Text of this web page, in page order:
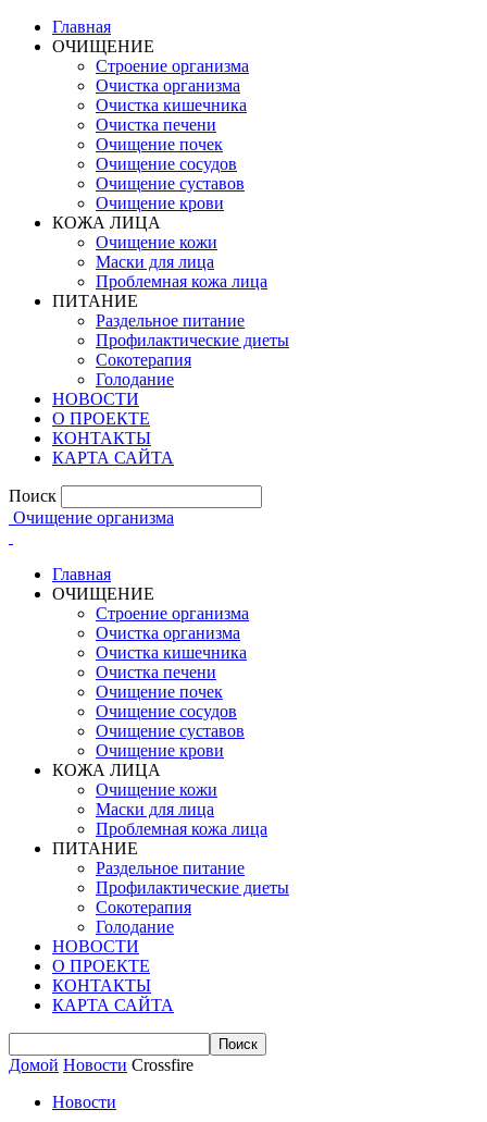
Главная
ОЧИЩЕНИЕ
Строение организма
Очистка организма
Очистка кишечника
Очистка печени
Очищение почек
Очищение сосудов
Очищение суставов
Очищение крови
КОЖА ЛИЦА
Очищение кожи
Маски для лица
Проблемная кожа лица
ПИТАНИЕ
Раздельное питание
Профилактические диеты
Сокотерапия
Голодание
НОВОСТИ
О ПРОЕКТЕ
КОНТАКТЫ
КАРТА САЙТА
Поиск
Очищение организма
Главная
ОЧИЩЕНИЕ
Строение организма
Очистка организма
Очистка кишечника
Очистка печени
Очищение почек
Очищение сосудов
Очищение суставов
Очищение крови
КОЖА ЛИЦА
Очищение кожи
Маски для лица
Проблемная кожа лица
ПИТАНИЕ
Раздельное питание
Профилактические диеты
Сокотерапия
Голодание
НОВОСТИ
О ПРОЕКТЕ
КОНТАКТЫ
КАРТА САЙТА
Домой Новости Crossfire
Новости